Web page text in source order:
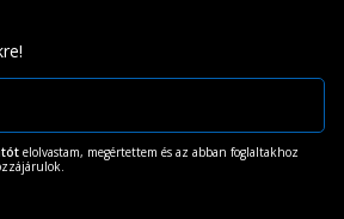
elolvastam, megértettem és az abban foglaltakhoz